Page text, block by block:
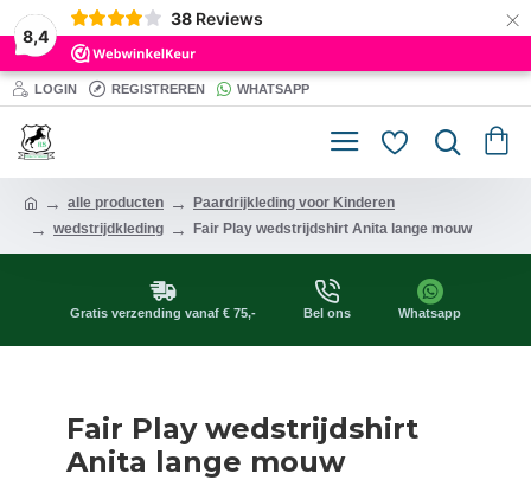
8,4
38 Reviews ×
LOGIN REGISTREREN WHATSAPP
alle producten
Paardrijkleding voor Kinderen
wedstrijdkleding
Fair Play wedstrijdshirt Anita lange mouw
Gratis verzending vanaf € 75,- Bel ons Whatsapp
Fair Play wedstrijdshirt
Anita lange mouw